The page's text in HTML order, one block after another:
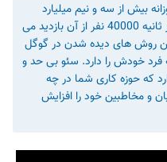
بیش از سه و نیم میلیارد
جستجو در آن انجام می گردد، یعنی هر ثانیه 40000 نفر از آن بازدید می
روش های دیده شدن در گوگل
خودش را دارد. سئو بی حد و
که حوزه کاری شما در چه
و مخاطبین خود را افزایش